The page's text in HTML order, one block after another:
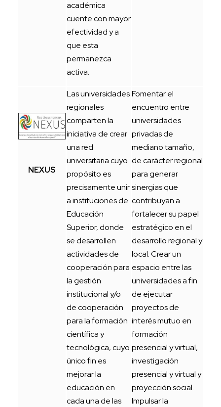
académica
cuente con mayor
efectividad y a
que esta
permanezca
activa.
NEXUS
Las universidades
regionales
comparten la
iniciativa de crear
una red
universitaria cuyo
propósito es
precisamente unir
a instituciones de
Educación
Superior, donde
se desarrollen
actividades de
cooperación para
la gestión
institucional y/o
de cooperación
para la formación
científica y
tecnológica, cuyo
único fin es
mejorar la
educación en
cada una de las
Fomentar el
encuentro entre
universidades
privadas de
mediano tamaño,
de carácter regional
para generar
sinergias que
contribuyan a
fortalecer su papel
estratégico en el
desarrollo regional y
local. Crear un
espacio entre las
universidades a fin
de ejecutar
proyectos de
interés mutuo en
formación
presencial y virtual,
investigación
presencial y virtual y
proyección social.
Impulsar la